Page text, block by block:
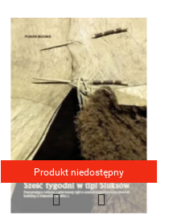
Produkt niedostępny